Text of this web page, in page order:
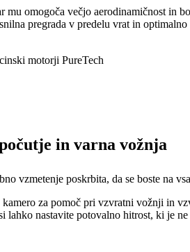
mu omogoča večjo aerodinamičnost in
pregrada v predelu vrat in
motorji PureTech
in varna vožnja
vzmetenje poskrbita, da se boste na
za pomoč pri vzvratni vožnji in
lahko nastavite potovalno hitrost, ki je ne